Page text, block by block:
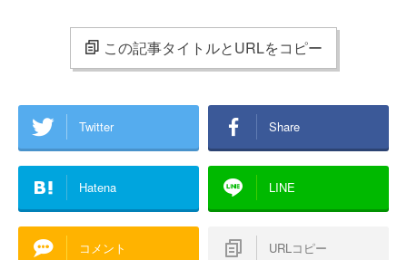
この記事タイトルとURLをコピー
Twitter Share
Hatena LINE
コメント URLコピー